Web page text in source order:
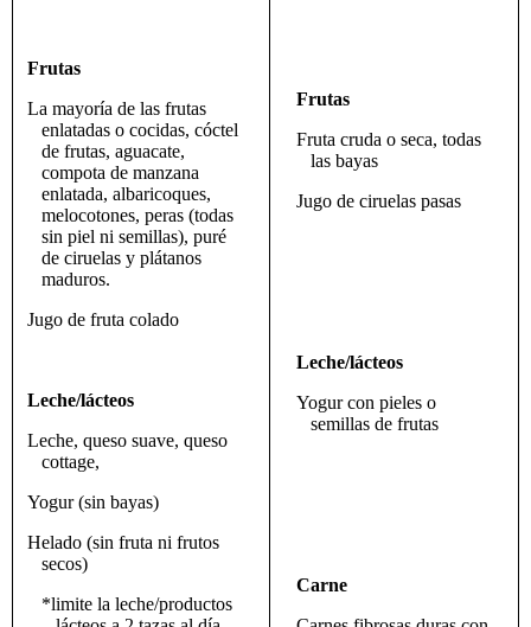
Frutas
La mayoría de las frutas
enlatadas o cocidas, cóctel
de frutas, aguacate,
compota de manzana
enlatada, albaricoques,
melocotones, peras (todas
sin piel ni semillas), puré
de ciruelas y plátanos
maduros.
Jugo de fruta colado
Leche/lácteos
Leche, queso suave, queso
cottage,
Yogur (sin bayas)
Helado (sin fruta ni frutos
secos)
*limite la leche/productos
Frutas
Fruta cruda o seca, todas
las bayas
Jugo de ciruelas pasas
Leche/lácteos
Yogur con pieles o
semillas de frutas
Carne